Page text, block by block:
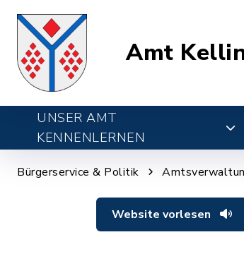
Amt
UNSER AMT
KENNENLERNEN
Bürgerservice & Politik
Website vorlesen